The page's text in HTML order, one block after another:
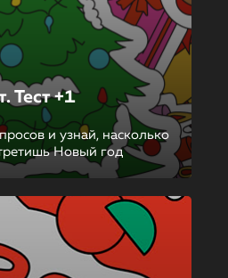
Тест +1
и узнай, насколько
Новый год